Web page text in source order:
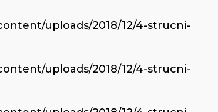
uploads/2018/12/4-strucni-
uploads/2018/12/4-strucni-